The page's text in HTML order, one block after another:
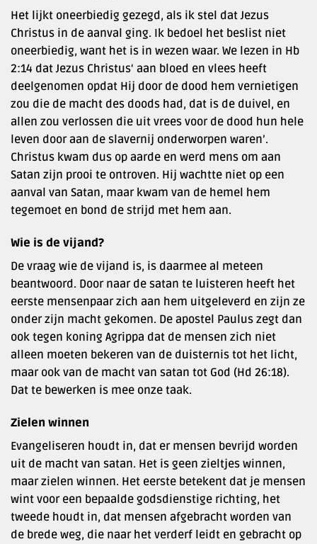
Het lijkt oneerbiedig gezegd, als ik stel dat Jezus
Christus in de aanval ging. Ik bedoel het beslist niet
oneerbiedig, want het is in wezen waar. We lezen in Hb
2:14 dat Jezus Christus‘ aan bloed en vlees heeft
deelgenomen opdat Hij door de dood hem vernietigen
zou die de macht des doods had, dat is de duivel, en
allen zou verlossen die uit vrees voor de dood hun hele
leven door aan de slavernij onderworpen waren’.
Christus kwam dus op aarde en werd mens om aan
Satan zijn prooi te ontroven. Hij wachtte niet op een
aanval van Satan, maar kwam van de hemel hem
tegemoet en bond de strijd met hem aan.
Wie is de vijand?
De vraag wie de vijand is, is daarmee al meteen
beantwoord. Door naar de satan te luisteren heeft het
eerste mensenpaar zich aan hem uitgeleverd en zijn ze
onder zijn macht gekomen. De apostel Paulus zegt dan
ook tegen koning Agrippa dat de mensen zich niet
alleen moeten bekeren van de duisternis tot het licht,
maar ook van de macht van satan tot God (Hd 26:18).
Dat te bewerken is mee onze taak.
Zielen winnen
Evangeliseren houdt in, dat er mensen bevrijd worden
uit de macht van satan. Het is geen zieltjes winnen,
maar zielen winnen. Het eerste betekent dat je mensen
wint voor een bepaalde godsdienstige richting, het
tweede houdt in, dat mensen afgebracht worden van
de brede weg, die naar het verderf leidt en gebracht op